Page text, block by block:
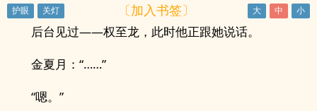
〔加入书签〕
后台见过——权至龙，此时他正跟她说话。
金夏月：“……”
“嗯。”